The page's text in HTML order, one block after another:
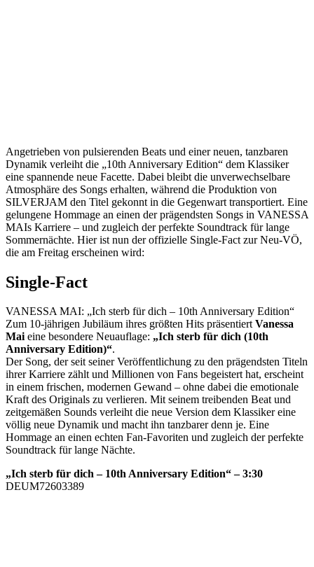
Angetrieben von pulsierenden Beats und einer neuen, tanzbaren
Dynamik verleiht die „10th Anniversary Edition“ dem Klassiker
eine spannende neue Facette. Dabei bleibt die unverwechselbare
Atmosphäre des Songs erhalten, während die Produktion von
SILVERJAM den Titel gekonnt in die Gegenwart transportiert. Eine
gelungene Hommage an einen der prägendsten Songs in VANESSA
MAIs Karriere – und zugleich der perfekte Soundtrack für lange
Sommernächte. Hier ist nun der offizielle Single-Fact zur Neu-VÖ,
die am Freitag erscheinen wird:
Single-Fact
VANESSA MAI: „Ich sterb für dich – 10th Anniversary Edition“
Zum 10-jährigen Jubiläum ihres größten Hits präsentiertVanessa
Maieine besondere Neuauflage: „Ich sterb für dich (10th
Anniversary Edition)“.
Der Song, der seit seiner Veröffentlichung zu den prägendsten Titeln
ihrer Karriere zählt und Millionen von Fans begeistert hat, erscheint
in einem frischen, modernen Gewand – ohne dabei die emotionale
Kraft des Originals zu verlieren. Mit seinem treibenden Beat und
zeitgemäßen Sounds verleiht die neue Version dem Klassiker eine
völlig neue Dynamik und macht ihn tanzbarer denn je. Eine
Hommage an einen echten Fan-Favoriten und zugleich der perfekte
Soundtrack für lange Nächte.
„Ich sterb für dich – 10th Anniversary Edition“ – 3:30
DEUM72603389